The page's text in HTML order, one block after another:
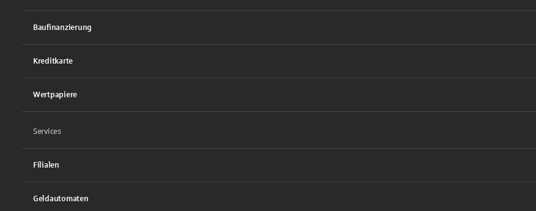
Baufinanzierung
Kreditkarte
Wertpapiere
Services
Filialen
Geldautomaten